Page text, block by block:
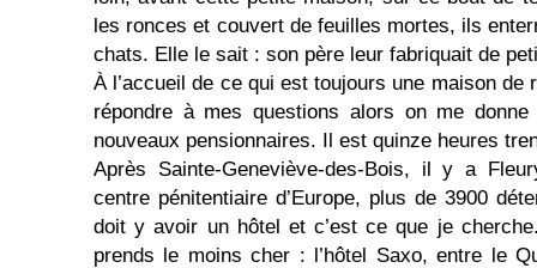
les ronces et couvert de feuilles mortes, ils
chats. Elle le sait : son père leur fabriquait de
À l’accueil de ce qui est toujours une maison de
répondre à mes questions alors on me
nouveaux pensionnaires. Il est quinze heures
Après Sainte-Geneviève-des-Bois, il y a
centre pénitentiaire d’Europe, plus de 3900
doit y avoir un hôtel et c’est ce que je
prends le moins cher : l’hôtel Saxo, entre le